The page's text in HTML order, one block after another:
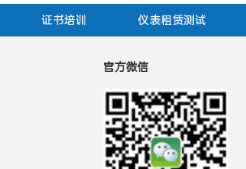
证书培训 仪表租赁测试
官方微信